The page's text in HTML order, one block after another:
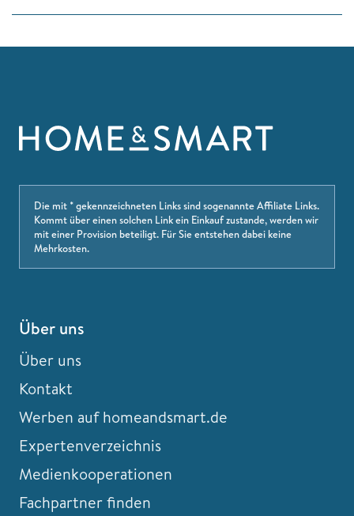
Die mit * gekennzeichneten Links sind sogenannte Affiliate Links.
Kommt über einen solchen Link ein Einkauf zustande, werden wir
mit einer Provision beteiligt. Für Sie entstehen dabei keine
Mehrkosten.
Über uns
Über uns
Kontakt
Werben auf homeandsmart.de
Expertenverzeichnis
Medienkooperationen
Fachpartner finden